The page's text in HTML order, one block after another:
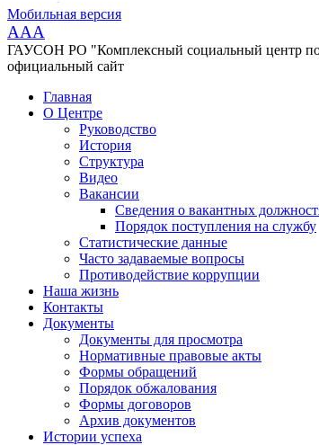
Мобильная версия
AAA
ГАУСОН РО "Комплексный социальный центр по
официальный сайт
Главная
О Центре
Руководство
История
Структура
Видео
Вакансии
Сведения о вакантных
Порядок поступления на службу
Статистические данные
Часто задаваемые вопросы
Противодействие коррупции
Наша жизнь
Контакты
Документы
Документы для просмотра
Нормативные правовые акты
Формы обращений
Порядок обжалования
Формы договоров
Архив документов
Истории успеха